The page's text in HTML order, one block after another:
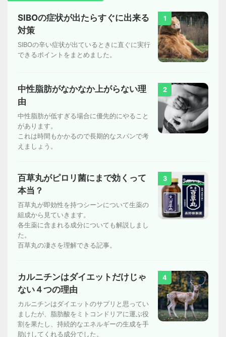
1
SIBOの症状が出たらすぐに出来る
対策
SIBOの辛い症状が出ているときに直ぐに実行
できるポイントをまとめました。
2
中性脂肪がなかなか上がらない理
由
中性脂肪が低すぎる場合に優先的にやること
があります。
これは時間もかかるので長期的なスパンで考
えましょう。
3
百草丸がピロリ菌にまで効くって
本当？
百草丸が即効性を持つシーンについて生薬の
組成から見ていきます。
各生薬に含まれる成分についても解説しまし
た。
百草丸の凄さを理解できる記事。
4
カルニチンはダイエットだけじゃ
ない４つの理由
カルニチンはダイエットのサプリと思ってい
ましたが、脂肪酸をミトコンドリアに運ぶ役
割を果たし、持続的なエネルギーの生成を手
助けしてくれる成分でした。